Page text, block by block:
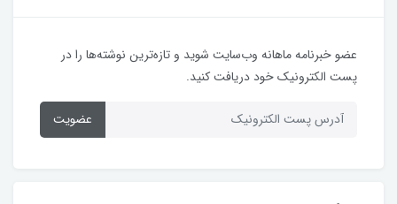
عضو خبرنامه ماهانه وب‌سایت شوید و تازه‌ترین نوشته‌ها را در
پست الکترونیک خود دریافت کنید.
عضویت